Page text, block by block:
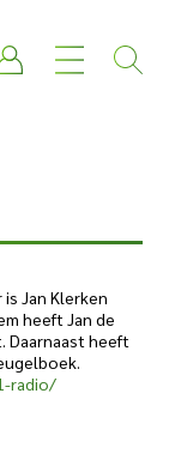
Jan Klerken
heeft Jan de
Daarnaast heeft
radio/